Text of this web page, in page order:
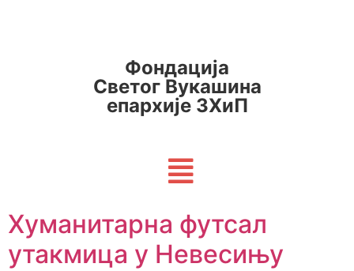
Фондација
Светог Вукашина
епархије ЗХиП
Хуманитарна футсал
утакмица у Невесињу